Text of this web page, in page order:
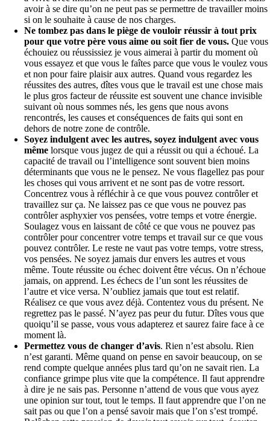
avoir à se dire qu’on ne peut pas se permettre de travailler moins
si on le souhaite à cause de nos charges.
Ne tombez pas dans le piège de vouloir réussir à tout prix
pour que votre père vous aime ou soit fier de vous. Que vous
échouiez ou réussissiez je vous aimerai à partir du moment où
vous essayez et que vous le faîtes parce que vous le voulez vous
et non pour faire plaisir aux autres. Quand vous regardez les
réussites des autres, dîtes vous que le travail est une chose mais
le plus gros facteur de réussite est souvent une chance invisible
suivant où nous sommes nés, les gens que nous avons
rencontrés, les causes et conséquences de faits qui sont en
dehors de notre zone de contrôle.
Soyez indulgent avec les autres, soyez indulgent avec vous
même lorsque vous jugez de qui a réussit ou qui a échoué. La
capacité de travail ou l’intelligence sont souvent bien moins
déterminants que vous ne le pensez. Ne vous flagellez pas pour
les choses qui vous arrivent et ne sont pas de votre ressort.
Concentrez vous à réfléchir à ce que vous pouvez contrôler et
travaillez sur ça. Ne laissez pas ce que vous ne pouvez pas
contrôler asphyxier vos pensées, votre temps et votre énergie.
Soulagez vous en laissant de côté ce que vous ne pouvez pas
contrôler pour concentrer votre temps et travail sur ce que vous
pouvez contrôler. Le reste ne vaut pas votre temps, votre stress,
vos pensées. Ne soyez jamais dur envers les autres et vous
même. Toute réussite ou échec doivent être vécus. On n’échoue
jamais, on apprend. Les échecs de l’un sont les réussites de
l’autre et vice versa. N’oubliez jamais que tout est relatif.
Réalisez ce que vous avez déjà. Contentez vous du présent. Ne
regrettez pas le passé. N’ayez pas peur du futur. Dîtes vous que
quoiqu’il se passe, vous vous adapterez et saurez faire face à ce
moment là.
Permettez vous de changer d’avis. Rien n’est absolu. Rien
n’est garanti. Même quand on pense en savoir beaucoup, on se
rend compte quelque années plus tard qu’on ne savait rien. La
confiance grimpe plus vite que la compétence. Il faut apprendre
à dire je ne sais pas. Personne n’attend de vous que vous ayez
une opinion sur tout, tout le temps. Il faut apprendre que l’on ne
sait pas ou que l’on a pensé savoir mais que l’on s’est trompé.